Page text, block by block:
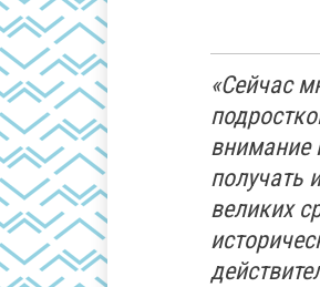
«Сейчас
внимание
получать
великих